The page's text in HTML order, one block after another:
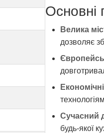
Основні
Велика
дозволяє
Сучасний
будь-якої